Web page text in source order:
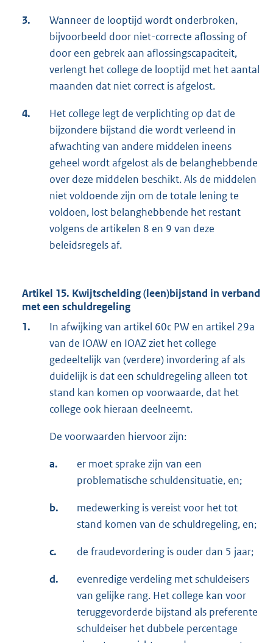
3.
Wanneer de looptijd wordt onderbroken,
bijvoorbeeld door niet-correcte aflossing of
door een gebrek aan aflossingscapaciteit,
verlengt het college de looptijd met het aantal
maanden dat niet correct is afgelost.
4.
Het college legt de verplichting op dat de
bijzondere bijstand die wordt verleend in
afwachting van andere middelen ineens
geheel wordt afgelost als de belanghebbende
over deze middelen beschikt. Als de middelen
niet voldoende zijn om de totale lening te
voldoen, lost belanghebbende het restant
volgens de artikelen 8 en 9 van deze
beleidsregels af.
Artikel 15. Kwijtschelding (leen)bijstand in verband
met een schuldregeling
1.
In afwijking van artikel 60c PW en artikel 29a
van de IOAW en IOAZ ziet het college
gedeeltelijk van (verdere) invordering af als
duidelijk is dat een schuldregeling alleen tot
stand kan komen op voorwaarde, dat het
college ook hieraan deelneemt.
De voorwaarden hiervoor zijn:
a.
er moet sprake zijn van een
problematische schuldensituatie, en;
b.
medewerking is vereist voor het tot
stand komen van de schuldregeling, en;
c. de fraudevordering is ouder dan 5 jaar;
d.
evenredige verdeling met schuldeisers
van gelijke rang. Het college kan voor
teruggevorderde bijstand als preferente
schuldeiser het dubbele percentage